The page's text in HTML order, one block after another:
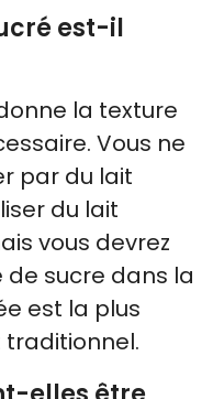
est-il
la texture
Vous ne
par du lait
du lait
vous devrez
sucre dans la
est la plus